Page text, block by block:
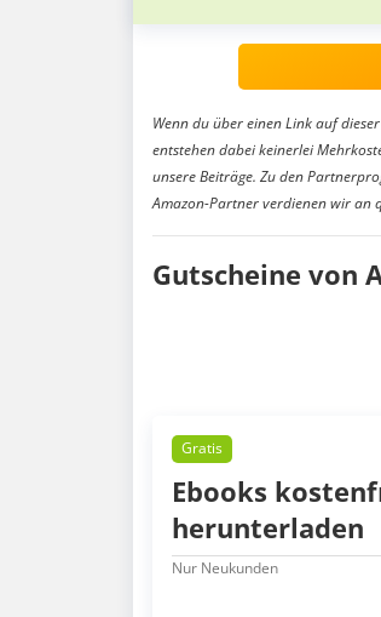
Wenn du über einen Link auf
entstehen dabei keinerlei
unsere Beiträge. Zu den
Amazon-Partner verdienen wir an
Gutscheine von
Gratis
Ebooks
herunterladen
Nur Neukunden